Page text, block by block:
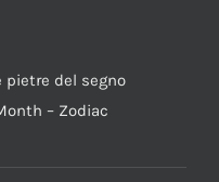
pietre del segno
– Zodiac